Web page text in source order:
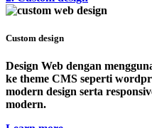
Custom design
Design Web dengan
ke theme CMS seperti
modern design serta
modern.